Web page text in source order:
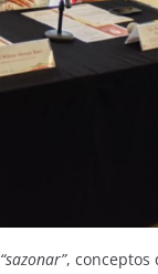
“sazonar”, conceptos